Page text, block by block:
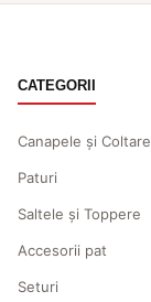
CATEGORII
Canapele și Coltare
Paturi
Saltele și Toppere
Accesorii pat
Seturi